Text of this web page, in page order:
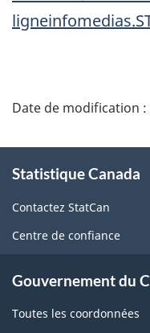
Date de modification :
propos
de
ce
Statistique Canada
Contactez StatCan
Centre de confiance
Gouvernement du
Toutes les coordonnées